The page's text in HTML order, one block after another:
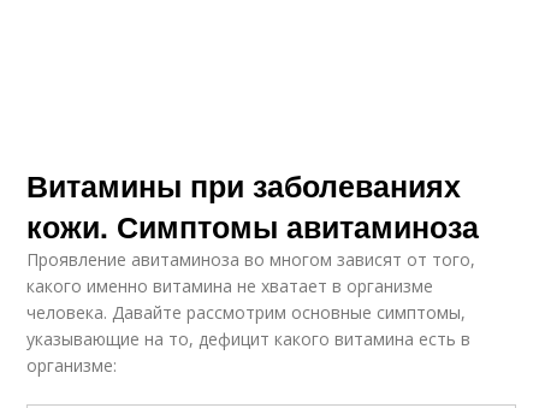
Витамины при заболеваниях
кожи. Симптомы авитаминоза
Проявление авитаминоза во многом зависят от того,
какого именно витамина не хватает в организме
человека. Давайте рассмотрим основные симптомы,
указывающие на то, дефицит какого витамина есть в
организме: